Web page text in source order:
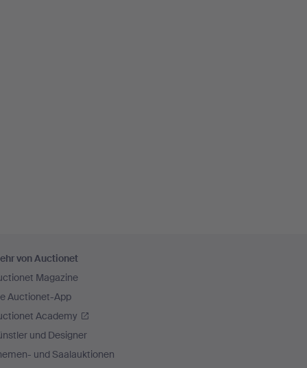
von Auctionet
Magazine
Auctionet-App
Academy
und Designer
und Saalauktionen